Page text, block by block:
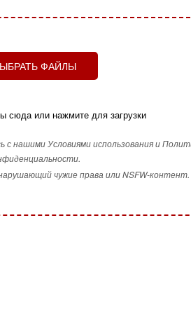
ФАЙЛЫ
сюда или нажмите для загрузки
нашими Условиями использования и
чужие права или NSFW-контент.